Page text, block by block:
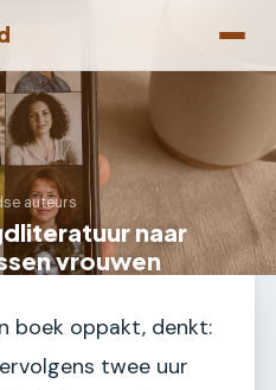
auteurs
naar
vrouwen
boek oppakt, denkt:
twee uur